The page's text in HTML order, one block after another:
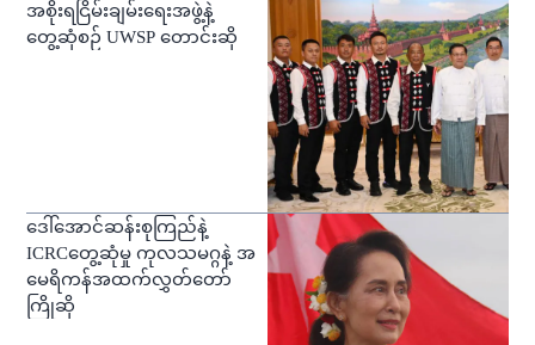
အစိုးရငြိမ်းချမ်းရေးအဖွဲ့နဲ့
တွေ့ဆုံစဉ် UWSP တောင်းဆို
ဒေါ်အောင်ဆန်းစုကြည်နဲ့
ICRCတွေ့ဆုံမှု ကုလသမဂ္ဂနဲ့ အ
မေရိကန်အထက်လွှတ်တော်
ကြိုဆို